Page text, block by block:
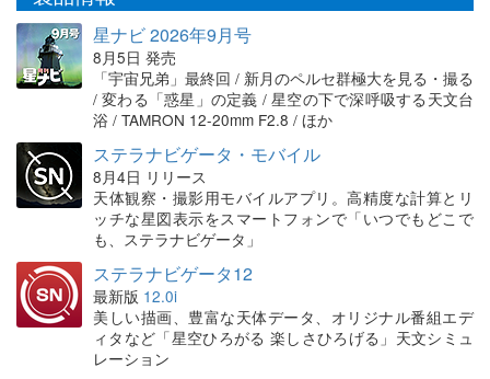
星ナビ 2026年9月号
8月5日 発売
「宇宙兄弟」最終回 / 新月のペルセ群極大を見る・撮る
/ 変わる「惑星」の定義 / 星空の下で深呼吸する天文台
浴 / TAMRON 12-20mm F2.8 / ほか
ステラナビゲータ・モバイル
8月4日 リリース
天体観察・撮影用モバイルアプリ。高精度な計算とリ
ッチな星図表示をスマートフォンで「いつでもどこで
も、ステラナビゲータ」
ステラナビゲータ12
最新版 12.0i
美しい描画、豊富な天体データ、オリジナル番組エデ
ィタなど「星空ひろがる 楽しさひろげる」天文シミュ
レーション